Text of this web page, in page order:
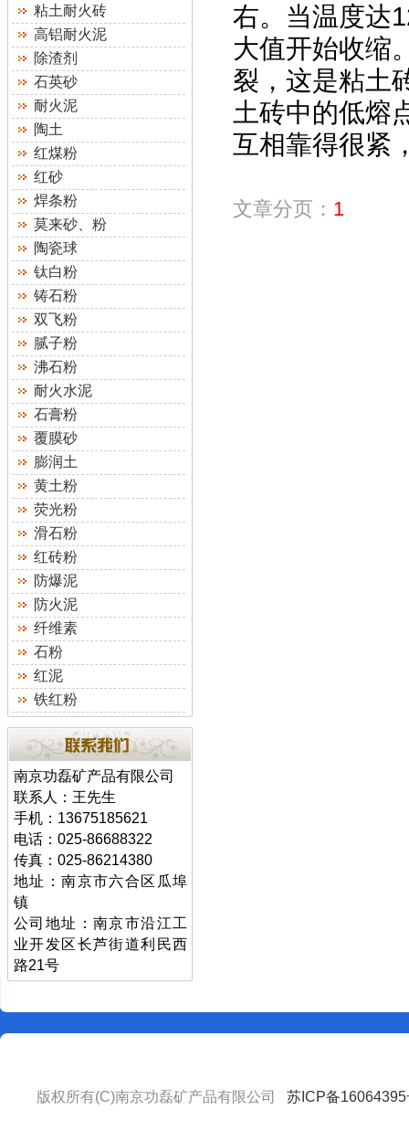
粘土耐火砖
高铝耐火泥
除渣剂
石英砂
耐火泥
陶土
红煤粉
红砂
焊条粉
莫来砂、粉
陶瓷球
钛白粉
铸石粉
双飞粉
腻子粉
沸石粉
耐火水泥
石膏粉
覆膜砂
膨润土
黄土粉
荧光粉
滑石粉
红砖粉
防爆泥
防火泥
纤维素
石粉
红泥
铁红粉
南京功磊矿产品有限公司
联系人：王先生
手机：13675185621
电话：025-86688322
传真：025-86214380
地址：南京市六合区瓜埠
镇
公司地址：南京市沿江工
业开发区长芦街道利民西
路21号
右。当温度达
大值开始收缩
裂，这是粘土
土砖中的低熔
互相靠得很紧
文章分页： 1
版权所有(C)南京功磊矿产品有限公司 苏ICP备16064395